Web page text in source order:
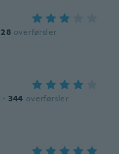
28 overførsler
· 344 overførsler